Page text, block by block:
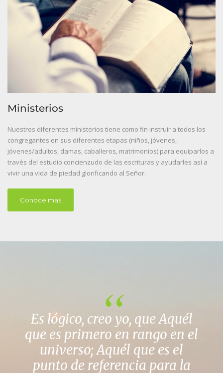
Ministerios
Nuestros diferentes ministerios tiene como fin instruir a todos los
congregantes en sus diferentes etapas (niños, jóvenes,
jóvenes/adultos, damas, caballeros, matrimonios) para equiparlos a
través del estudio concienzudo de las escrituras y ayudarles así a
vivir una vida de piedad glorificando al Señor.
Conoce mas
Es lógico, creo yo, que Aquél
que es primero en rango en el
universo; Aquél que es el
punto de referencia para la